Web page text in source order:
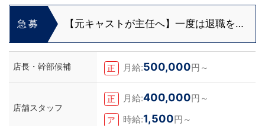
急募
【元キャストが主任へ】一度は退職を考
店長・幹部候補 正 月給:500,000円～
店舗スタッフ
正 月給:400,000円～
ア 時給:1,500円～